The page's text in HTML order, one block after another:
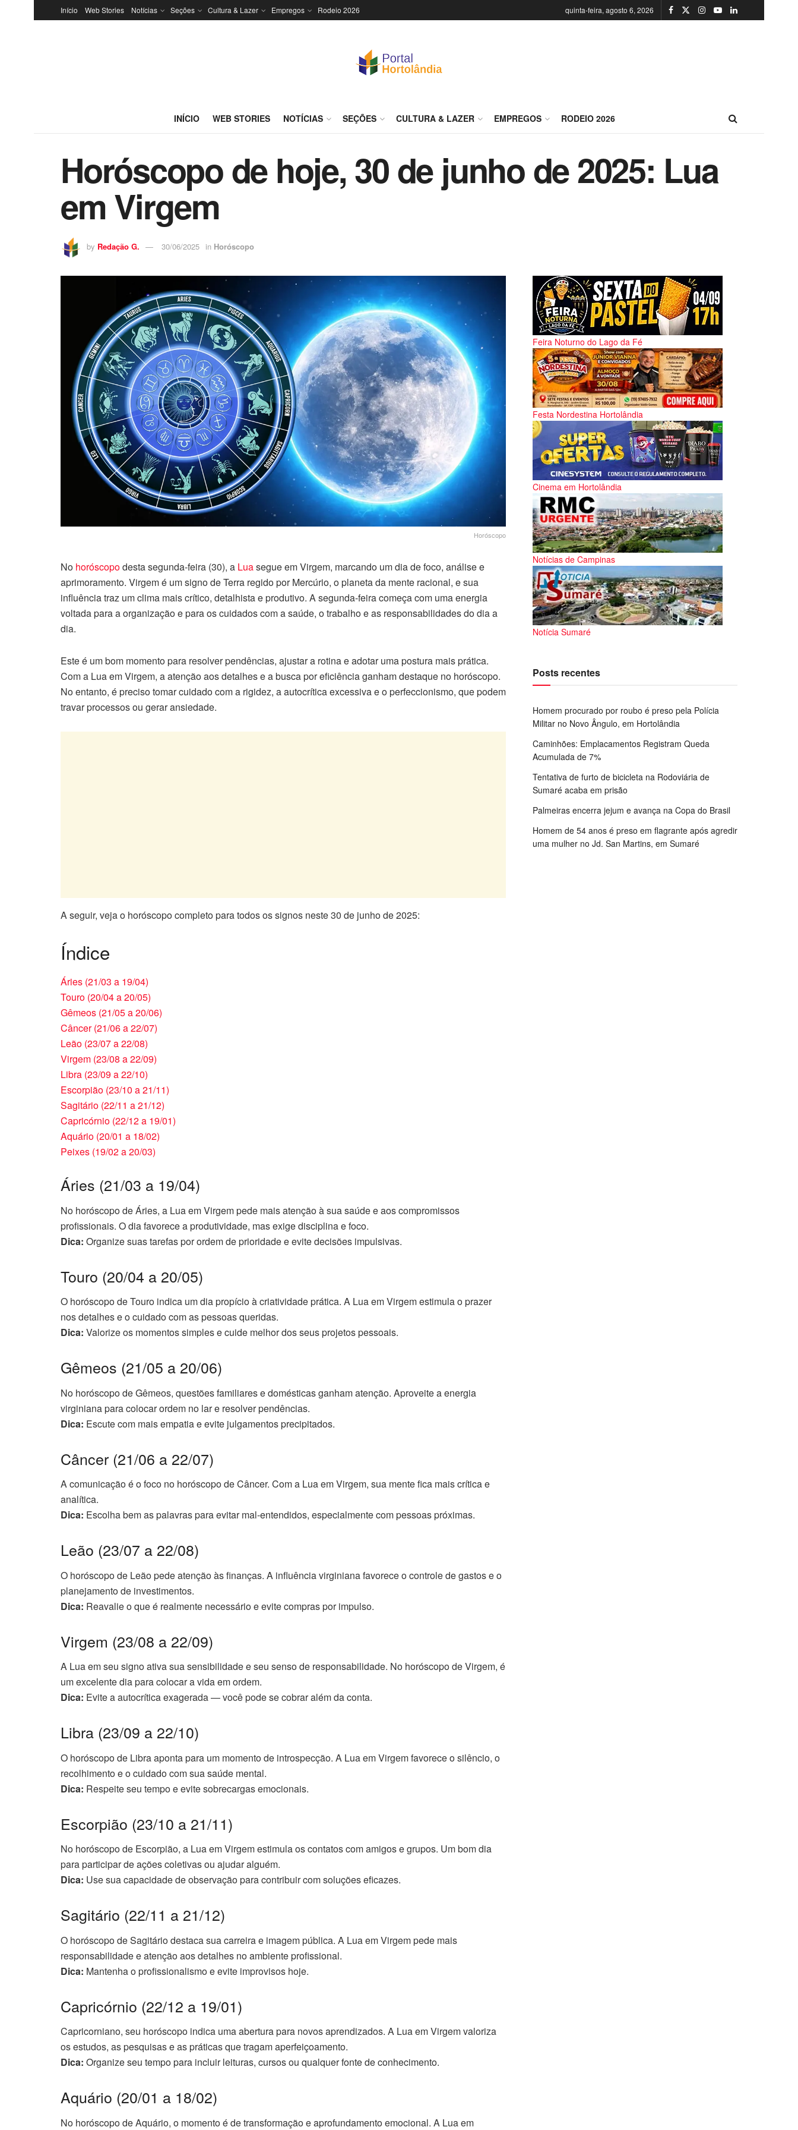
Início Web Stories Notícias Seções Cultura & Lazer Empregos Rodeio 2026 quinta-feira, agosto 6, 2026
INÍCIO WEB STORIES NOTÍCIAS SEÇÕES CULTURA & LAZER EMPREGOS RODEIO 2026
Horóscopo de hoje, 30 de junho de 2025: Lua
em Virgem
by Redação G. 30/06/2025 in Horóscopo
Horóscopo
No horóscopodesta segunda-feira (30), a Luasegue em Virgem, marcando um dia de foco, análise e
aprimoramento. Virgem é um signo de Terra regido por Mercúrio, o planeta da mente racional, e sua
influência traz um clima mais crítico, detalhista e produtivo. A segunda-feira começa com uma energia
voltada para a organização e para os cuidados com a saúde, o trabalho e as responsabilidades do dia a
dia.
Este é um bom momento para resolver pendências, ajustar a rotina e adotar uma postura mais prática.
Com a Lua em Virgem, a atenção aos detalhes e a busca por eficiência ganham destaque no horóscopo.
No entanto, é preciso tomar cuidado com a rigidez, a autocrítica excessiva e o perfeccionismo, que podem
travar processos ou gerar ansiedade.
A seguir, veja o horóscopo completo para todos os signos neste 30 de junho de 2025:
Índice
Áries (21/03 a 19/04)
Touro (20/04 a 20/05)
Gêmeos (21/05 a 20/06)
Câncer (21/06 a 22/07)
Leão (23/07 a 22/08)
Virgem (23/08 a 22/09)
Libra (23/09 a 22/10)
Escorpião (23/10 a 21/11)
Sagitário (22/11 a 21/12)
Capricórnio (22/12 a 19/01)
Aquário (20/01 a 18/02)
Peixes (19/02 a 20/03)
Áries (21/03 a 19/04)
No horóscopo de Áries, a Lua em Virgem pede mais atenção à sua saúde e aos compromissos
profissionais. O dia favorece a produtividade, mas exige disciplina e foco.
Dica: Organize suas tarefas por ordem de prioridade e evite decisões impulsivas.
Touro (20/04 a 20/05)
O horóscopo de Touro indica um dia propício à criatividade prática. A Lua em Virgem estimula o prazer
nos detalhes e o cuidado com as pessoas queridas.
Dica: Valorize os momentos simples e cuide melhor dos seus projetos pessoais.
Gêmeos (21/05 a 20/06)
No horóscopo de Gêmeos, questões familiares e domésticas ganham atenção. Aproveite a energia
virginiana para colocar ordem no lar e resolver pendências.
Dica: Escute com mais empatia e evite julgamentos precipitados.
Câncer (21/06 a 22/07)
A comunicação é o foco no horóscopo de Câncer. Com a Lua em Virgem, sua mente fica mais crítica e
analítica.
Dica: Escolha bem as palavras para evitar mal-entendidos, especialmente com pessoas próximas.
Leão (23/07 a 22/08)
O horóscopo de Leão pede atenção às finanças. A influência virginiana favorece o controle de gastos e o
planejamento de investimentos.
Dica: Reavalie o que é realmente necessário e evite compras por impulso.
Virgem (23/08 a 22/09)
A Lua em seu signo ativa sua sensibilidade e seu senso de responsabilidade. No horóscopo de Virgem, é
um excelente dia para colocar a vida em ordem.
Dica: Evite a autocrítica exagerada — você pode se cobrar além da conta.
Libra (23/09 a 22/10)
O horóscopo de Libra aponta para um momento de introspecção. A Lua em Virgem favorece o silêncio, o
recolhimento e o cuidado com sua saúde mental.
Dica: Respeite seu tempo e evite sobrecargas emocionais.
Escorpião (23/10 a 21/11)
No horóscopo de Escorpião, a Lua em Virgem estimula os contatos com amigos e grupos. Um bom dia
para participar de ações coletivas ou ajudar alguém.
Dica: Use sua capacidade de observação para contribuir com soluções eficazes.
Sagitário (22/11 a 21/12)
O horóscopo de Sagitário destaca sua carreira e imagem pública. A Lua em Virgem pede mais
responsabilidade e atenção aos detalhes no ambiente profissional.
Dica: Mantenha o profissionalismo e evite improvisos hoje.
Capricórnio (22/12 a 19/01)
Capricorniano, seu horóscopo indica uma abertura para novos aprendizados. A Lua em Virgem valoriza
os estudos, as pesquisas e as práticas que tragam aperfeiçoamento.
Dica: Organize seu tempo para incluir leituras, cursos ou qualquer fonte de conhecimento.
Aquário (20/01 a 18/02)
No horóscopo de Aquário, o momento é de transformação e aprofundamento emocional. A Lua em
Feira Noturno do Lago da Fé
Festa Nordestina Hortolândia
Cinema em Hortolândia
Notícias de Campinas
Notícia Sumaré
Posts recentes
Homem procurado por roubo é preso pela Polícia
Militar no Novo Ângulo, em Hortolândia
Caminhões: Emplacamentos Registram Queda
Acumulada de 7%
Tentativa de furto de bicicleta na Rodoviária de
Sumaré acaba em prisão
Palmeiras encerra jejum e avança na Copa do Brasil
Homem de 54 anos é preso em flagrante após agredir
uma mulher no Jd. San Martins, em Sumaré